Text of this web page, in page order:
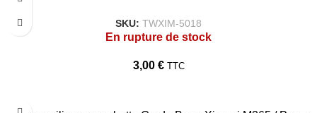
SKU: TWXIM-5018
En rupture de stock
3,00 € TTC